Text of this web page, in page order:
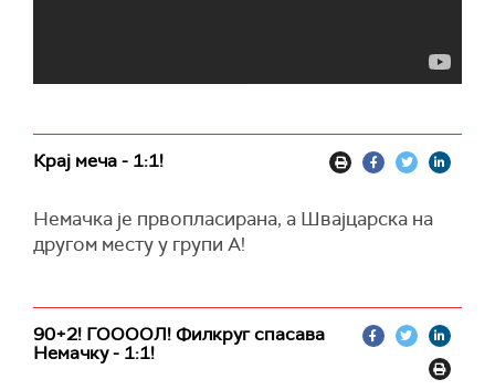
Крај меча - 1:1!
Немачка је првопласирана, а Швајцарска на
другом месту у групи А!
90+2! ГООООЛ! Филкруг спасава
Немачку - 1:1!